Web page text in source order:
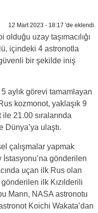
12 Mart 2023 - 18:17 'de eklendi.
olduğu uzay taşımacılığı
içindeki 4 astronotla
bir şekilde iniş
aylık görevi tamamlayan
kozmonot, yaklaşık 9
21.00 sıralarında
Dünya’ya ulaştı.
çalışmalar yapmak
İstasyonu’na gönderilen
uçan ilk Rus olan
ilk Kızılderili
Mann, NASA astronotu
Koichi Wakata’dan